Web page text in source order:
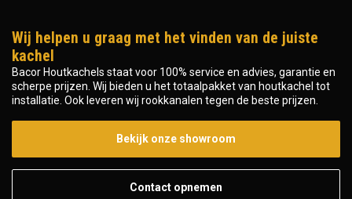
Wij helpen u graag met het vinden van de juiste
kachel
Bacor Houtkachels staat voor 100% service en advies, garantie en
scherpe prijzen. Wij bieden u het totaalpakket van houtkachel tot
installatie. Ook leveren wij rookkanalen tegen de beste prijzen.
Bekijk onze showroom
Contact opnemen